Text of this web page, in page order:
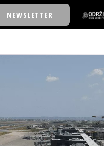
NEWSLETTER
LIGA